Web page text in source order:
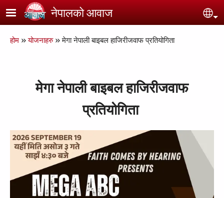
Skip to main content
नेपालको आवाज
Breadcrumb
होम योजनाहरु मेगा नेपाली बाइबल हाजिरीजवाफ प्रतियोगिता
मेगा नेपाली बाइबल हाजिरीजवाफ
प्रतियोगिता